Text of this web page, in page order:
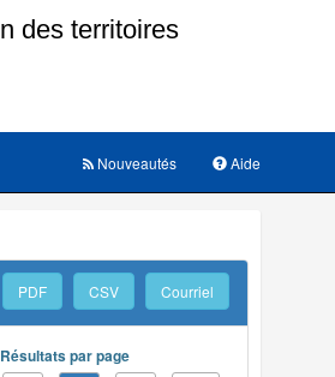
Aide
Nouveautés
PDF CSV Courriel
Résultats par page